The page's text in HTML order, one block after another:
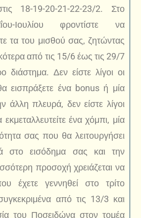
18-19-20-21-22-23/2. Στο
Ιουλίου φροντίστε να
τα του μισθού σας, ζητώντας
από τις 15/6 έως τις 29/7
διάστημα. Δεν είστε λίγοι οι
εισπράξετε ένα bonus ή μία
άλλη πλευρά, δεν είστε λίγοι
ένα χόμπι, μία
σας που θα λειτουργήσει
στο εισόδημα σας και την
προσοχή χρειάζεται να
έχετε γεννηθεί στο τρίτο
από τις 13/3 και
του Ποσειδώνα στον τομέα